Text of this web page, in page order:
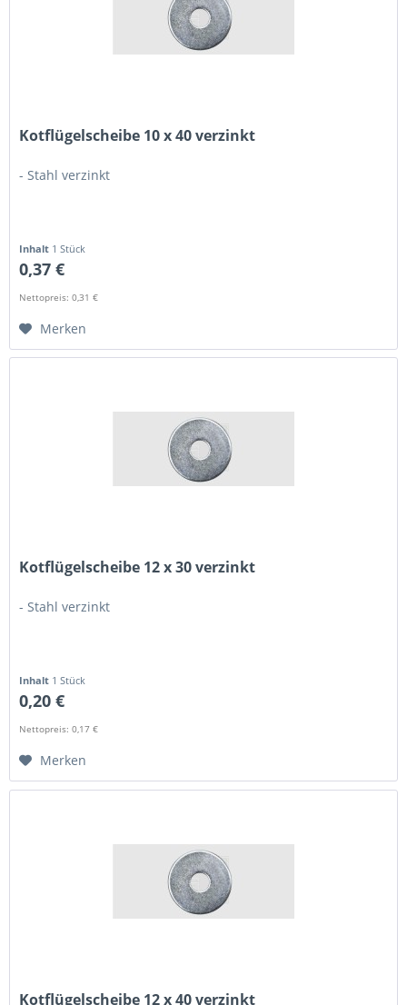
Kotflügelscheibe 10 x 40 verzinkt
- Stahl verzinkt
Inhalt 1 Stück
0,37 €
Nettopreis: 0,31 €
Merken
Kotflügelscheibe 12 x 30 verzinkt
- Stahl verzinkt
Inhalt 1 Stück
0,20 €
Nettopreis: 0,17 €
Merken
Kotflügelscheibe 12 x 40 verzinkt